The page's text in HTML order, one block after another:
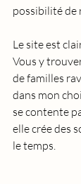
possibilité de
Le site est
Vous y
de familles
dans mon
se contente
elle crée des
le temps.